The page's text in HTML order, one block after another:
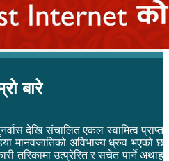
बारे
देखि संचालित एकल स्वामित्व प्राप्त
मानवजातिको अविभाज्य ध्रुव भएको छ
तरिकामा उत्प्रेरित र सचेत पार्ने अथाह